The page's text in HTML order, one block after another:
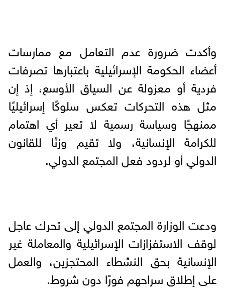
وأكدت ضرورة عدم التعامل مع ممارسات
أعضاء الحكومة الإسرائيلية باعتبارها تصرفات
فردية أو معزولة عن السياق الأوسع، إذ إن
مثل هذه التحركات تعكس سلوكًا إسرائيليًا
ممنهجًا وسياسة رسمية لا تعير أي اهتمام
للكرامة الإنسانية، ولا تقيم وزنًا للقانون
الدولي أو لردود فعل المجتمع الدولي.
ودعت الوزارة المجتمع الدولي إلى تحرك عاجل
لوقف الاستفزازات الإسرائيلية والمعاملة غير
الإنسانية بحق النشطاء المحتجزين، والعمل
على إطلاق سراحهم فورًا دون شروط.